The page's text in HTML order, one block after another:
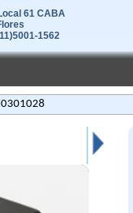
61 CABA
1562
0301028